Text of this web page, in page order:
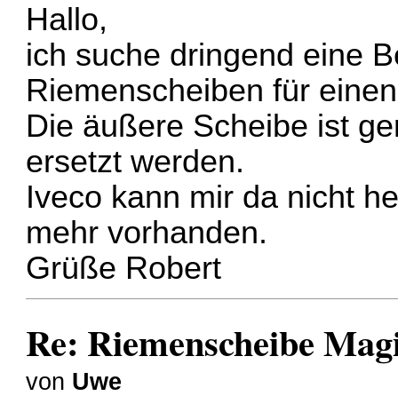
Hallo,
ich suche dringend eine
Riemenscheiben für
Die äußere Scheibe ist
ersetzt werden.
Iveco kann mir da nicht
mehr vorhanden.
Grüße Robert
Re: Riemenscheibe
von Uwe